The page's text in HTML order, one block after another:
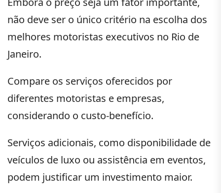
não deve ser o único critério na escolha dos
melhores motoristas executivos no Rio de
Janeiro.
Compare os serviços oferecidos por
diferentes motoristas e empresas,
considerando o custo-benefício.
Serviços adicionais, como disponibilidade de
veículos de luxo ou assistência em eventos,
podem justificar um investimento maior.